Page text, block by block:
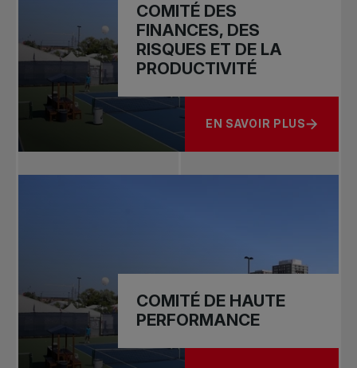
COMITÉ DES
FINANCES, DES
RISQUES ET DE LA
PRODUCTIVITÉ
EN SAVOIR PLUS
À PROPOS DE COMITÉ
COMITÉ DE HAUTE
PERFORMANCE